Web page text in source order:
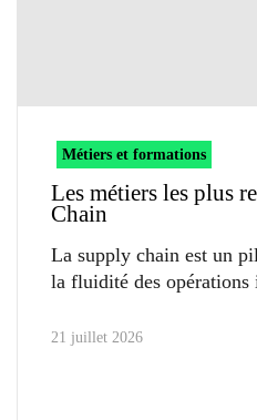
Métiers et formations
Les métiers les plus
Chain
La supply chain est un
la fluidité des opérations
21 juillet 2026